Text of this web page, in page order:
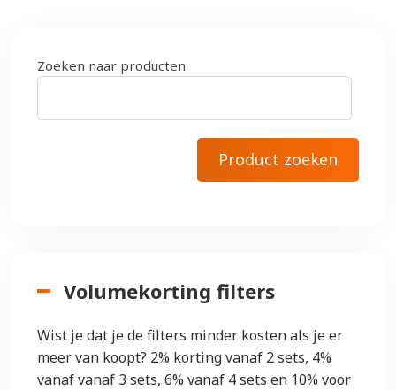
Zoeken naar producten
Volumekorting filters
Wist je dat je de filters minder kosten als je er
meer van koopt? 2% korting vanaf 2 sets, 4%
vanaf vanaf 3 sets, 6% vanaf 4 sets en 10% voor